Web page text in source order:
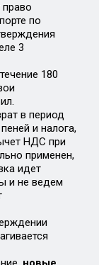
по
3
180
в период
и налога,
НДС при
применен,
идет
и не ведем